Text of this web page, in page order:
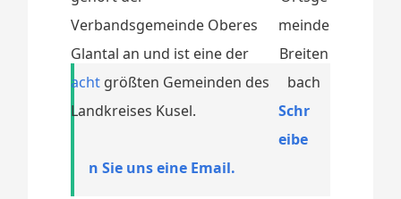
Verbandsgemeinde Oberes
Glantal an und ist eine der
acht größten Gemeinden des
Landkreises Kusel.
Schr
eibe
n Sie uns eine Email.